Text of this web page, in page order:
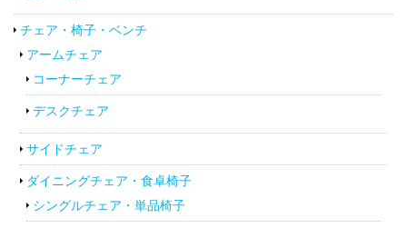
チェア・椅子・ベンチ
アームチェア
コーナーチェア
デスクチェア
サイドチェア
ダイニングチェア・食卓椅子
シングルチェア・単品椅子